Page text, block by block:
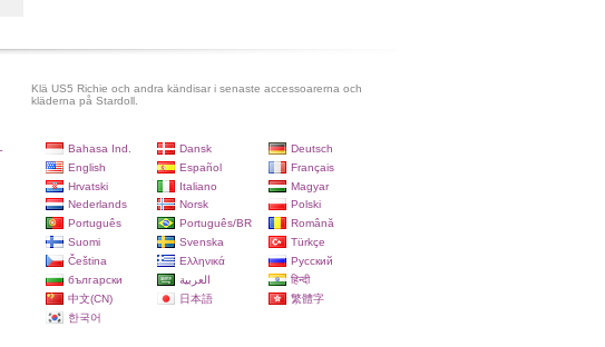
Klä US5 Richie och andra kändisar i senaste accessoarerna och
kläderna på Stardoll.
Bahasa Ind. Dansk
Deutsch
English
Español
Français
Hrvatski
Italiano
Magyar
Nederlands
Norsk
Polski
Português
Português/BR
Română
Suomi
Svenska
Türkçe
Čeština
Ελληνικά
Русский
български
العربية
हिन्दी
中文(CN)
日本語
繁體字
한국어